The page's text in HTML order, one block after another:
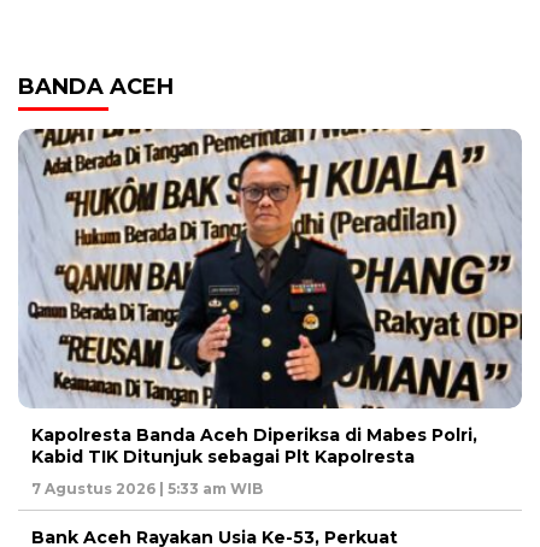
BANDA ACEH
Kapolresta Banda Aceh Diperiksa di Mabes Polri,
Kabid TIK Ditunjuk sebagai Plt Kapolresta
7 Agustus 2026 | 5:33 am WIB
Bank Aceh Rayakan Usia Ke-53, Perkuat